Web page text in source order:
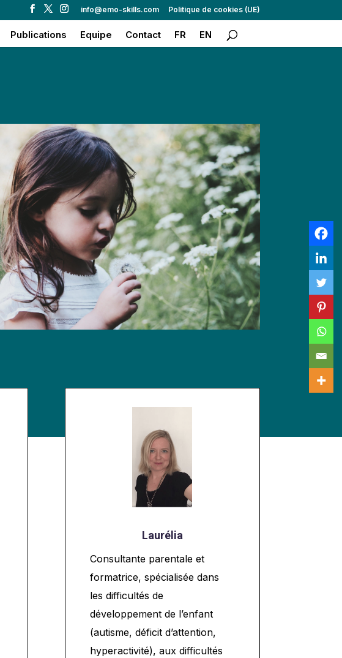
info@emo-skills.com Politique de cookies (UE)
Publications Equipe Contact FR EN
Laurélia
Consultante parentale et
formatrice, spécialisée dans
les difficultés de
développement de l’enfant
(autisme, déficit d’attention,
hyperactivité), aux difficultés